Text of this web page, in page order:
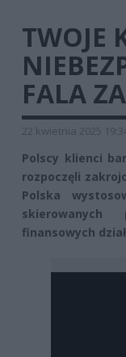
TWOJE
FALA
22 kwietnia 2025
Polscy klienci
rozpoczęli
Polska
skierowanych
finansowych